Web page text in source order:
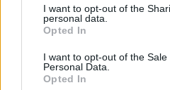
not limited to your visit or usage
grant or deny consent to
use your data for below
consent section.
I want to opt-out of the
personal data.
Opted In
I want to opt-out of the Sale
Personal Data.
Opted In